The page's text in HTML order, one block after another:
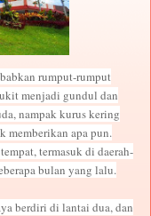
rumput-rumput
menjadi gundul dan
nampak kurus kering
memberikan apa pun.
termasuk di daerah-
bulan yang lalu.
berdiri di lantai dua, dan